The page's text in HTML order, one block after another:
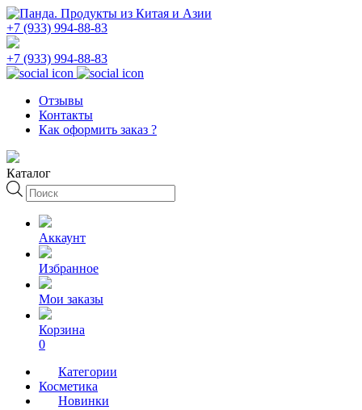
+7 (933) 994-88-83
+7 (933) 994-88-83
Отзывы
Контакты
Как оформить заказ ?
Каталог
Поиск
товаров
Аккаунт
Избранное
Мои заказы
Корзина
0
Категории
Косметика
Новинки